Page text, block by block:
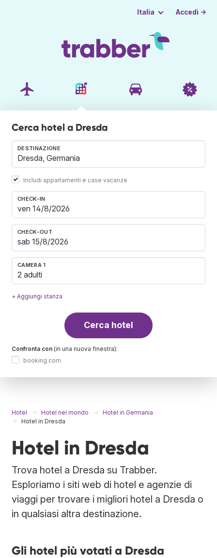
Italia Accedi →
Cerca hotel a Dresda
DESTINAZIONE
Includi appartamenti e case vacanze
CHECK-IN
CHECK-OUT
CAMERA 1
2 adulti
+ Aggiungi stanza
Cerca hotel
Confronta con (in una nuova finestra):
booking.com
Hotel Hotel nel mondo
Hotel in Germania
Hotel in Dresda
Hotel in Dresda
Trova hotel a Dresda su Trabber.
Esploriamo i siti web di hotel e agenzie di
viaggi per trovare i migliori hotel a Dresda o
in qualsiasi altra destinazione.
Gli hotel più votati a Dresda